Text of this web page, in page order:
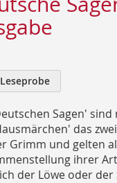
Leseprobe
Sagen'
das
Grimm und gelten
ihrer
der Löwe oder